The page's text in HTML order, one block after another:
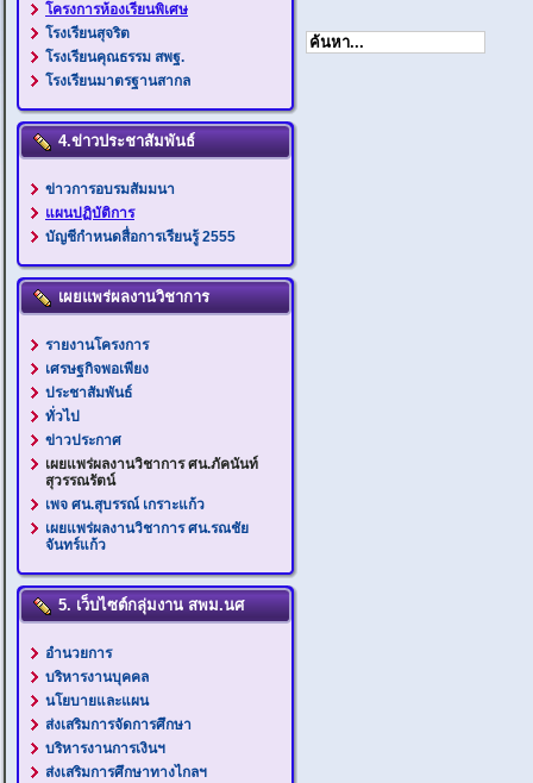
โครงการห้องเรียนพิเศษ
โรงเรียนสุจริต
โรงเรียนคุณธรรม สพฐ.
โรงเรียนมาตรฐานสากล
4.ข่าวประชาสัมพันธ์
ข่าวการอบรมสัมมนา
แผนปฏิบัติการ
บัญชีกำหนดสื่อการเรียนรู้ 2555
เผยแพร่ผลงานวิชาการ
รายงานโครงการ
เศรษฐกิจพอเพียง
ประชาสัมพันธ์
ทั่วไป
ข่าวประกาศ
เผยแพร่ผลงานวิชาการ ศน.ภัคนันท์
สุวรรณรัตน์
เพจ ศน.สุบรรณ์ เกราะแก้ว
เผยแพร่ผลงานวิชาการ ศน.รณชัย
จันทร์แก้ว
5. เว็บไซต์กลุ่มงาน สพม.นศ
อำนวยการ
บริหารงานบุคคล
นโยบายและแผน
ส่งเสริมการจัดการศึกษา
บริหารงานการเงินฯ
ส่งเสริมการศึกษาทางไกลฯ